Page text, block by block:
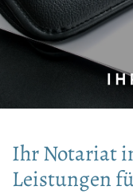
Ihr Notariat
Leistungen